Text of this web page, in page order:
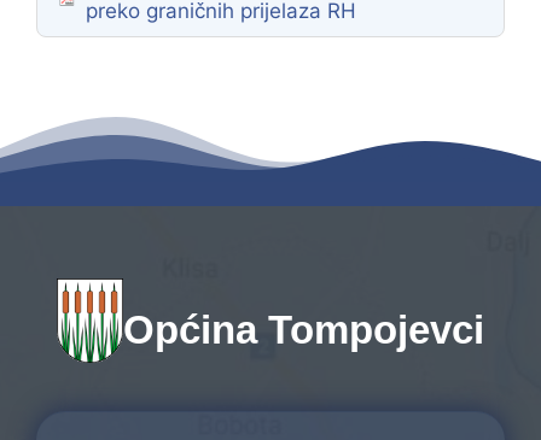
preko graničnih prijelaza RH
Općina Tompojevci